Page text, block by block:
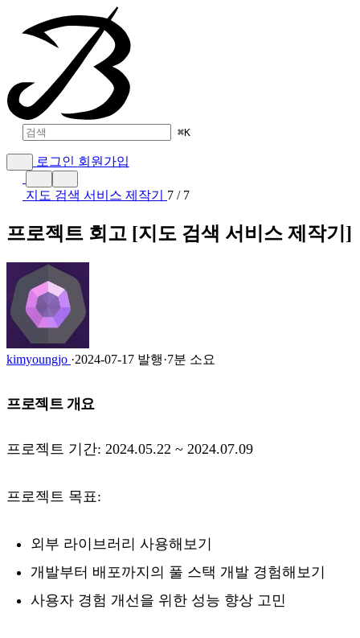
⌘K
로그인 회원가입
지도 검색 서비스 제작기 7 / 7
프로젝트 회고 [지도 검색 서비스 제작기]
kimyoungjo ·2024-07-17 발행·7분 소요
프로젝트 개요
프로젝트 기간: 2024.05.22 ~ 2024.07.09
프로젝트 목표:
외부 라이브러리 사용해보기
개발부터 배포까지의 풀 스택 개발 경험해보기
사용자 경험 개선을 위한 성능 향상 고민